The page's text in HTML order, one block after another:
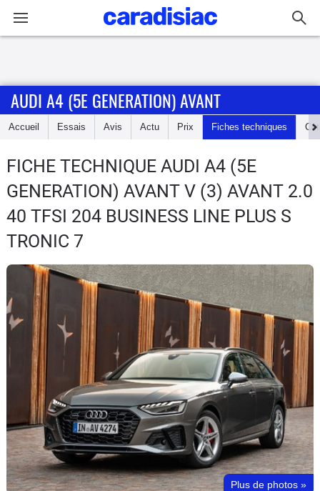
Accueil
Essais
Guide
d'achat
Electriques
Utilitaires
Flottes
Auto
Services
Forum
Moto
AUDI A4 (5E GENERATION) AVANT
Accueil Essais Avis Actu Prix Fiches techniques
FICHE TECHNIQUE AUDI A4 (5E
GENERATION) AVANT V (3) AVANT 2.0
40 TFSI 204 BUSINESS LINE PLUS S
TRONIC 7
Plus de photos »